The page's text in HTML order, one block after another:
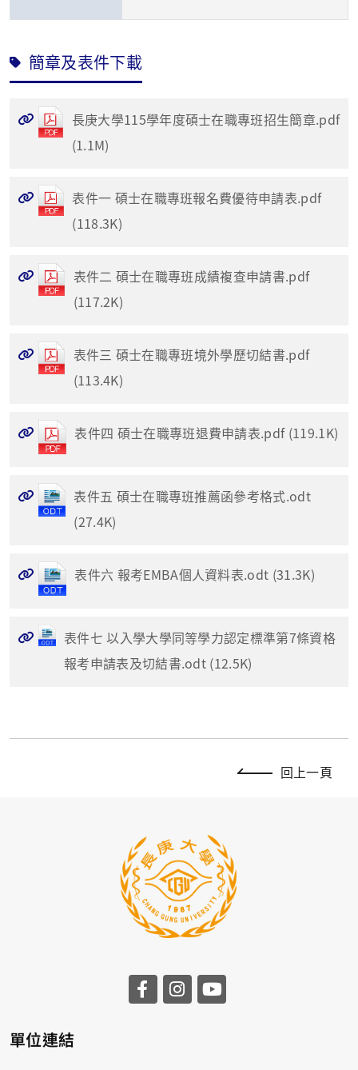
簡章及表件下載
長庚大學115學年度碩士在職專班招生簡章.pdf
(1.1M)
表件一 碩士在職專班報名費優待申請表.pdf
(118.3K)
表件二 碩士在職專班成績複查申請書.pdf
(117.2K)
表件三 碩士在職專班境外學歷切結書.pdf
(113.4K)
表件四 碩士在職專班退費申請表.pdf (119.1K)
表件五 碩士在職專班推薦函參考格式.odt
(27.4K)
表件六 報考EMBA個人資料表.odt (31.3K)
表件七 以入學大學同等學力認定標準第7條資格
報考申請表及切結書.odt (12.5K)
回上一頁
前往長庚大學facebook
前往長庚大學
單位連結